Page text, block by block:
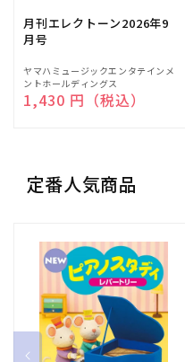
月刊エレクトーン2026年9
月号
販
売
元:
ヤマハミュージックエンタテインメ
ントホールディングス
通常価格
1,430 円（税込）
定番人気商品